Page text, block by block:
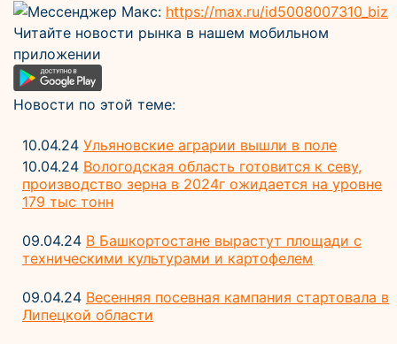
Мессенджер Макс: https://max.ru/id5008007310_biz
Читайте новости рынка в нашем мобильном
приложении
Новости по этой теме:
10.04.24 Ульяновские аграрии вышли в поле
10.04.24 Вологодская область готовится к севу,
производство зерна в 2024г ожидается на уровне
179 тыс тонн
09.04.24 В Башкортостане вырастут площади с
техническими культурами и картофелем
09.04.24 Весенняя посевная кампания стартовала в
Липецкой области